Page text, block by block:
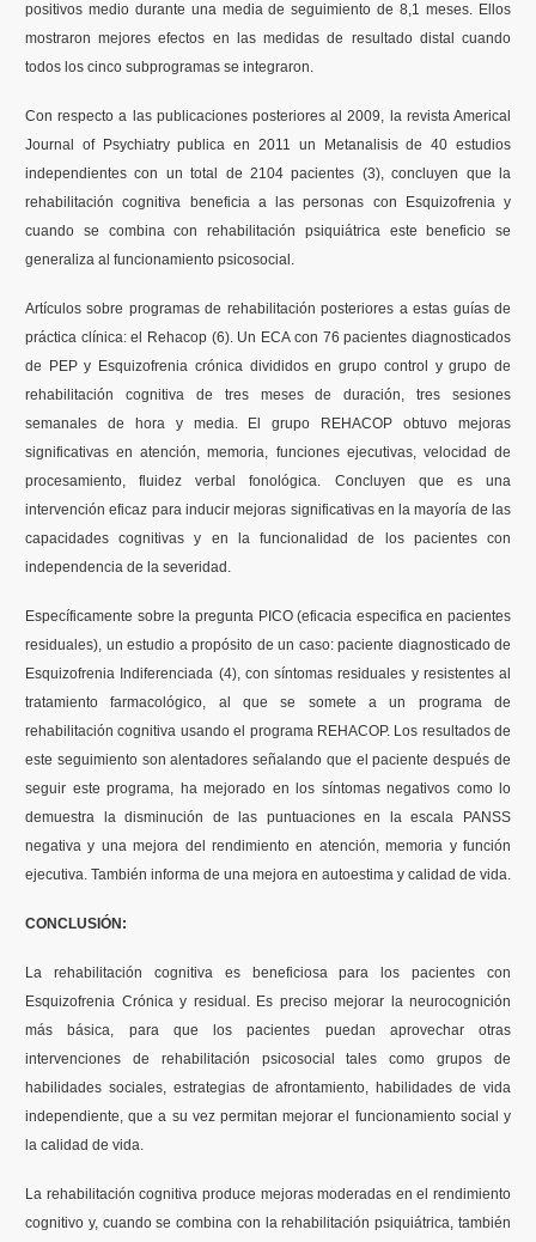
positivos medio durante una media de seguimiento de 8,1 meses. Ellos
mostraron mejores efectos en las medidas de resultado distal cuando
todos los cinco subprogramas se integraron.
Con respecto a las publicaciones posteriores al 2009, la revista Americal
Journal of Psychiatry publica en 2011 un Metanalisis de 40 estudios
independientes con un total de 2104 pacientes (3), concluyen que la
rehabilitación cognitiva beneficia a las personas con Esquizofrenia y
cuando se combina con rehabilitación psiquiátrica este beneficio se
generaliza al funcionamiento psicosocial.
Artículos sobre programas de rehabilitación posteriores a estas guías de
práctica clínica: el Rehacop (6). Un ECA con 76 pacientes diagnosticados
de PEP y Esquizofrenia crónica divididos en grupo control y grupo de
rehabilitación cognitiva de tres meses de duración, tres sesiones
semanales de hora y media. El grupo REHACOP obtuvo mejoras
significativas en atención, memoria, funciones ejecutivas, velocidad de
procesamiento, fluidez verbal fonológica. Concluyen que es una
intervención eficaz para inducir mejoras significativas en la mayoría de las
capacidades cognitivas y en la funcionalidad de los pacientes con
independencia de la severidad.
Específicamente sobre la pregunta PICO (eficacia especifica en pacientes
residuales), un estudio a propósito de un caso: paciente diagnosticado de
Esquizofrenia Indiferenciada (4), con síntomas residuales y resistentes al
tratamiento farmacológico, al que se somete a un programa de
rehabilitación cognitiva usando el programa REHACOP. Los resultados de
este seguimiento son alentadores señalando que el paciente después de
seguir este programa, ha mejorado en los síntomas negativos como lo
demuestra la disminución de las puntuaciones en la escala PANSS
negativa y una mejora del rendimiento en atención, memoria y función
ejecutiva. También informa de una mejora en autoestima y calidad de vida.
CONCLUSIÓN:
La rehabilitación cognitiva es beneficiosa para los pacientes con
Esquizofrenia Crónica y residual. Es preciso mejorar la neurocognición
más básica, para que los pacientes puedan aprovechar otras
intervenciones de rehabilitación psicosocial tales como grupos de
habilidades sociales, estrategias de afrontamiento, habilidades de vida
independiente, que a su vez permitan mejorar el funcionamiento social y
la calidad de vida.
La rehabilitación cognitiva produce mejoras moderadas en el rendimiento
cognitivo y, cuando se combina con la rehabilitación psiquiátrica, también